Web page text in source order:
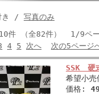
き / 写真のみ
件 （全82件） 1/9ペ
4 5 次へ 次の5ページ
SSK 硬
希望小
価格: